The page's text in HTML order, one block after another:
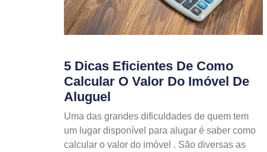
5 Dicas Eficientes De Como
Calcular O Valor Do Imóvel De
Aluguel
Uma das grandes dificuldades de quem tem
um lugar disponível para alugar é saber como
calcular o valor do imóvel . São diversas as